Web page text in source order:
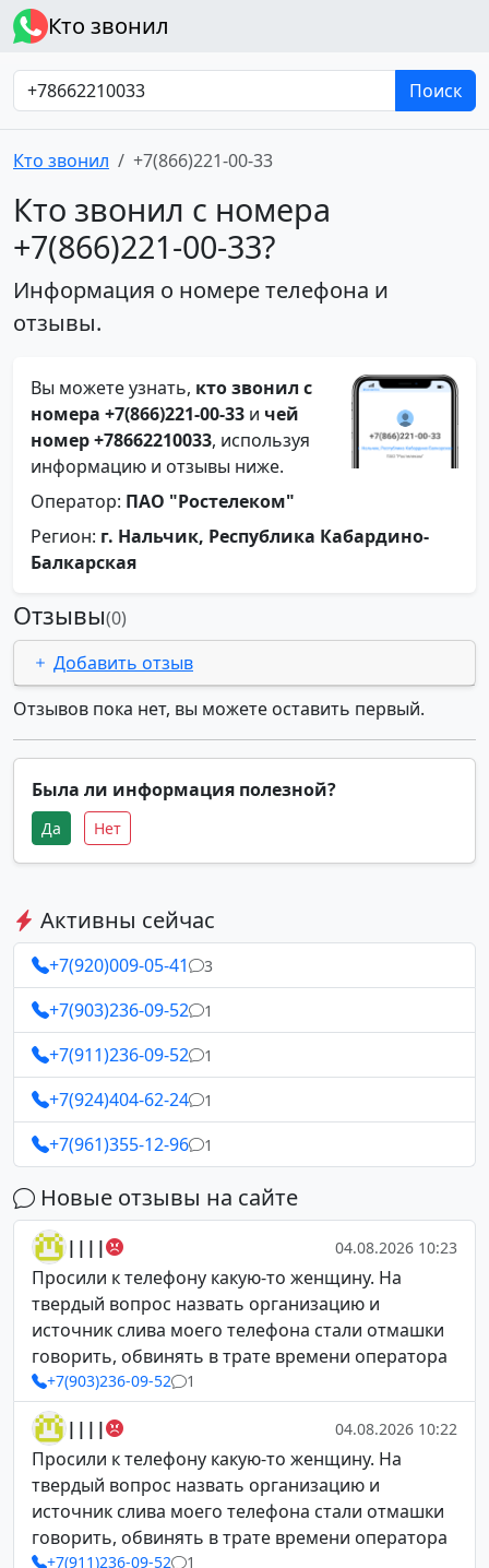
Кто звонил
Поиск
Кто звонил +7(866)221-00-33
Кто звонил с номера
+7(866)221-00-33?
Информация о номере телефона и
отзывы.
Вы можете узнать, кто звонил с
номера +7(866)221-00-33 и чей
номер +78662210033, используя
информацию и отзывы ниже.
Оператор: ПАО "Ростелеком"
Регион: г. Нальчик, Республика Кабардино-
Балкарская
Отзывы(0)
Добавить отзыв
Отзывов пока нет, вы можете оставить первый.
Была ли информация полезной?
Да Нет
Активны сейчас
+7(920)009-05-41 3
+7(903)236-09-52 1
+7(911)236-09-52 1
+7(924)404-62-24 1
+7(961)355-12-96 1
Новые отзывы на сайте
|||| 04.08.2026 10:23
Просили к телефону какую-то женщину. На
твердый вопрос назвать организацию и
источник слива моего телефона стали отмашки
говорить, обвинять в трате времени оператора
+7(903)236-09-52 1
|||| 04.08.2026 10:22
Просили к телефону какую-то женщину. На
твердый вопрос назвать организацию и
источник слива моего телефона стали отмашки
говорить, обвинять в трате времени оператора
+7(911)236-09-52 1